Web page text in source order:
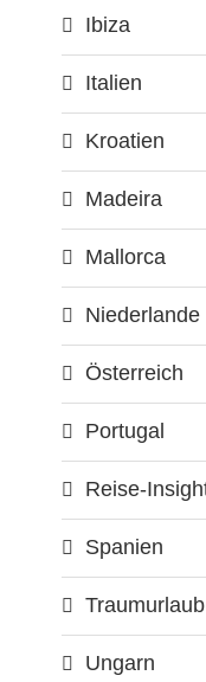
Ibiza
Italien
Kroatien
Madeira
Mallorca
Niederlande
Österreich
Portugal
Reise-
Spanien
Ungarn